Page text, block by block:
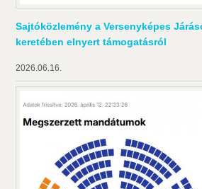
Sajtóközlemény a Versenyképes
keretében elnyert támogatásról
2026.06.16.